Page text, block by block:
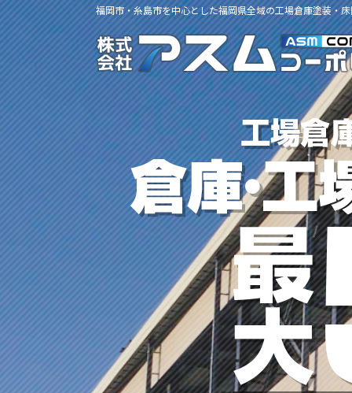
福岡市・糸島市を中心とした福岡県全域の工場倉庫塗装・